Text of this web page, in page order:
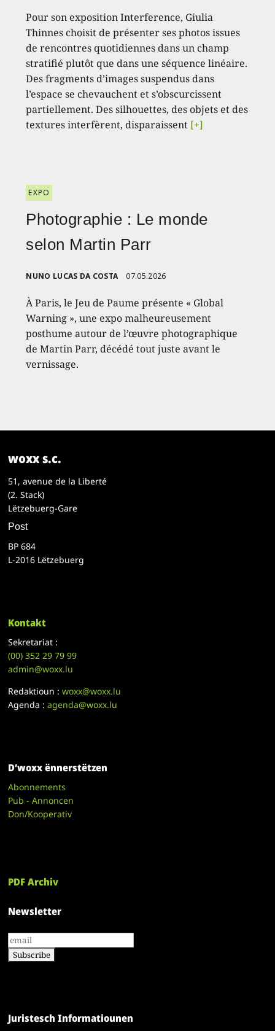
Pour son exposition Interference, Giulia
Thinnes choisit de présenter ses photos issues
de rencontres quotidiennes dans un champ
stratifié plutôt que dans une séquence linéaire.
Des fragments d’images suspendus dans
l’espace se chevauchent et s’obscurcissent
partiellement. Des silhouettes, des objets et des
textures interfèrent, disparaissent [+]
EXPO
Photographie : Le monde
selon Martin Parr
NUNO LUCAS DA COSTA 07.05.2026
À Paris, le Jeu de Paume présente « Global
Warning », une expo malheureusement
posthume autour de l’œuvre photographique
de Martin Parr, décédé tout juste avant le
vernissage.
woxx s.c.
51, avenue de la Liberté
(2. Stack)
Lëtzebuerg-Gare
Post
BP 684
L-2016 Lëtzebuerg
Kontakt
Sekretariat :
(00)352 29 79 99
admin@woxx.lu
Redaktioun :woxx@woxx.lu
Agenda :agenda@woxx.lu
D’woxx ënnerstëtzen
Abonnements
Pub - Annoncen
Don/Kooperativ
PDF Archiv
Newsletter
Juristesch Informatiounen